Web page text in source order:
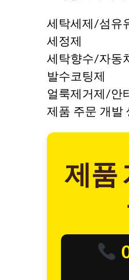
세탁세제/섬유
세정제
세탁향수/자동
발수코팅제
얼룩제거제/안
제품 주문 개발
제품